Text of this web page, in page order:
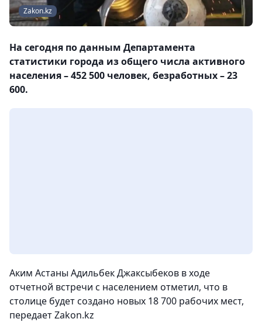
Zakon.kz
На сегодня по данным Департамента
статистики города из общего числа активного
населения – 452 500 человек, безработных – 23
600.
Аким Астаны Адильбек Джаксыбеков в ходе
отчетной встречи с населением отметил, что в
столице будет создано новых 18 700 рабочих мест,
передает Zakon.kz